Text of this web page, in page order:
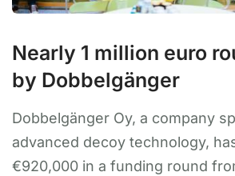
Nearly 1 million euro
by Dobbelgänger
Dobbelgänger Oy, a company
advanced decoy technology,
€920,000 in a funding round